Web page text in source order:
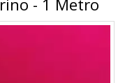
- 1 Metro